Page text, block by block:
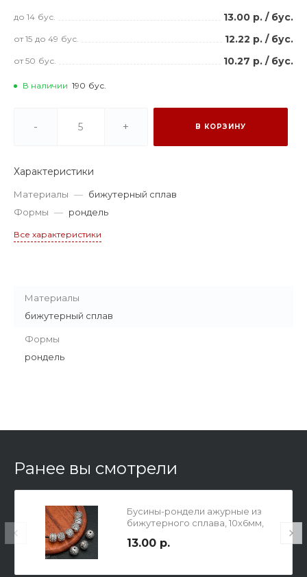
до 14 бус. 13.00 р. / бус.
от 15 до 49 бус. 12.22 р. / бус.
от 50 бус. 10.27 р. / бус.
В наличии 190 бус.
- + В КОРЗИНУ
Характеристики
Материалы — бижутерный сплав
Формы — рондель
Все характеристики
Материалы
бижутерный сплав
Формы
рондель
Ранее вы смотрели
Бусины-рондели ажурные из
бижутерного сплава, 10х6мм,
серебро.
13.00 р.